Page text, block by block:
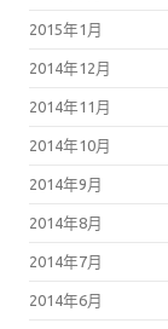
2015年1月
2014年12月
2014年11月
2014年10月
2014年9月
2014年8月
2014年7月
2014年6月